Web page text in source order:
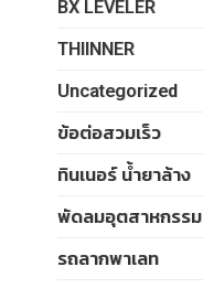
BX LEVELER
THIINNER
Uncategorized
ข้อต่อสวมเร็ว
ทินเนอร์ น้ำยาล้าง
พัดลมอุตสาหกรรม
รถลากพาเลท